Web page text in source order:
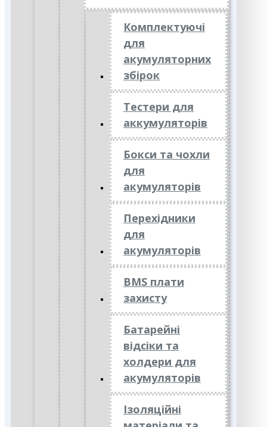
Комплектуючі
для
акумуляторних
збірок
Тестери для
аккумуляторів
Бокси та чохли
для
акумуляторів
Перехідники
для
акумуляторів
BMS плати
захисту
Батарейні
відсіки та
холдери для
акумуляторів
Ізоляційні